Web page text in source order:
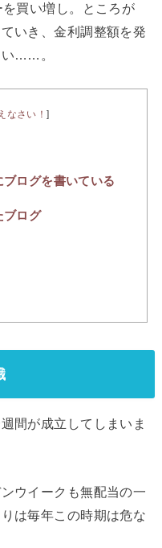
買い増し。ところが
いき、金利調整額を発
い……。
なさい！]
ログを書いている
ブログ
間が成立してしまいま
ウイークも無配当の一
は毎年この時期は危な